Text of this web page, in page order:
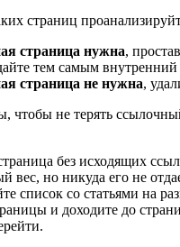
страниц
страница нужна,
тем самым внутренний
страница не нужна,
чтобы не терять
без исходящих
вес, но никуда его не
список со статьями на
и доходите до